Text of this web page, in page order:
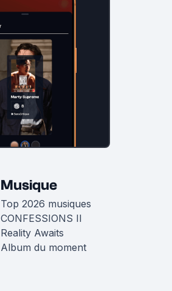
Musique
Top 2026 musiques
CONFESSIONS II
Reality Awaits
Album du moment